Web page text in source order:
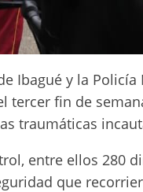
Ibagué y la
fin de
traumáticas
entre ellos 280
que